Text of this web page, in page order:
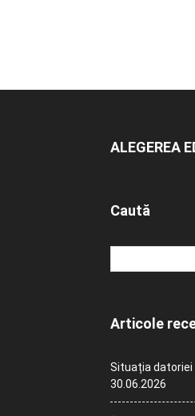
ALEGEREA
Caută
Articole
Situația datoriei
30.06.2026